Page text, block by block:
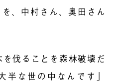
を、中村さん、奥田さん
を伐ることを森林破壊だ
半な世の中なんです」